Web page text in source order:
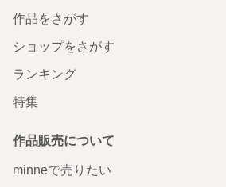
作品をさがす
ショップをさがす
ランキング
特集
作品販売について
minneで売りたい